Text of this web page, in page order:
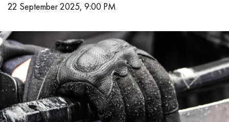
22 September 2025, 9:00 PM